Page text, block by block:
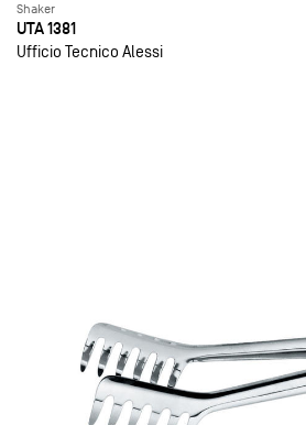
Shaker
UTA 1381
Ufficio Tecnico Alessi